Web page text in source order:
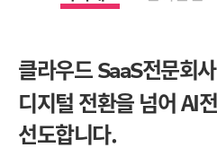
클라우드SaaS전문회
디지털 전환을 넘어 AI
선도합니다.